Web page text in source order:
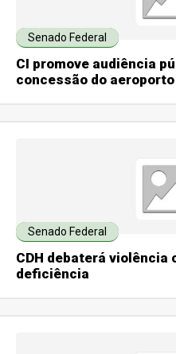
Senado Federal
CI promove audiência
concessão do
Senado Federal
CDH debaterá violência
deficiência